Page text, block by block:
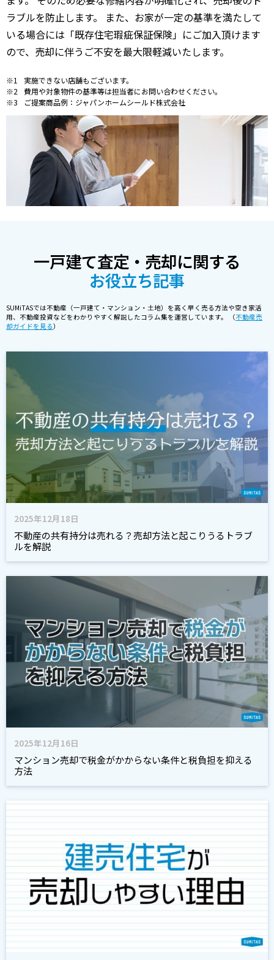
ラブルを防止します。 また、お家が一定の基準を満たして
いる場合には「既存住宅瑕疵保証保険」にご加入頂けます
ので、売却に伴うご不安を最大限軽減いたします。
実施できない店舗もございます。
費用や対象物件の基準等は担当者にお問い合わせください。
ご提案商品例：ジャパンホームシールド株式会社
一戸建て査定・売却に関する
お役立ち記事
SUMiTASでは不動産（一戸建て・マンション・土地）を高く早く売る方法や空き家活
用、不動産投資などをわかりやすく解説したコラム集を運営しています。 （不動産売
却ガイドを見る）
2025年12月18日
不動産の共有持分は売れる？売却方法と起こりうるトラブ
ルを解説
2025年12月16日
マンション売却で税金がかからない条件と税負担を抑える
方法